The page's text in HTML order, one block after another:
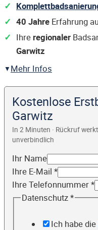
40 Jahre Erfahrung
Ihre regionaler
Garwitz
Mehr Infos
Kostenlose
Garwitz
In 2 Minuten · Rückruf
unverbindlich
Ihr Name
Ihre E-Mail *
Ihre Telefonnummer*
Datenschutz*
Ich habe die